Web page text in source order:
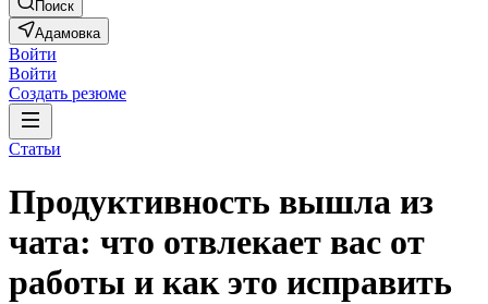
Поиск
Адамовка
Войти
Войти
Создать резюме
Статьи
Продуктивность вышла из
чата: что отвлекает вас от
работы и как это исправить